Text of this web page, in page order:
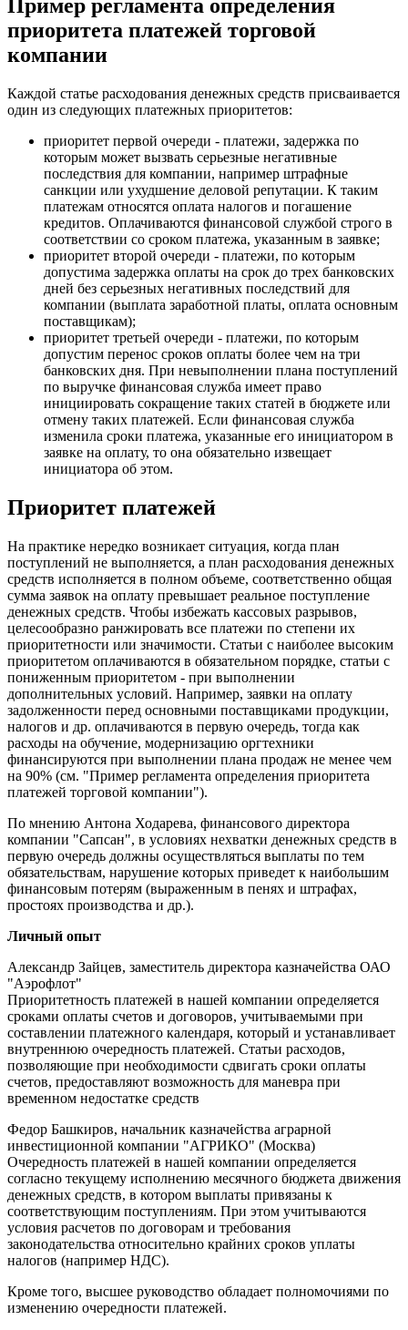
Пример регламента определения
приоритета платежей торговой
компании
Каждой статье расходования денежных средств присваивается
один из следующих платежных приоритетов:
приоритет первой очереди - платежи, задержка по
которым может вызвать серьезные негативные
последствия для компании, например штрафные
санкции или ухудшение деловой репутации. К таким
платежам относятся оплата налогов и погашение
кредитов. Оплачиваются финансовой службой строго в
соответствии со сроком платежа, указанным в заявке;
приоритет второй очереди - платежи, по которым
допустима задержка оплаты на срок до трех банковских
дней без серьезных негативных последствий для
компании (выплата заработной платы, оплата основным
поставщикам);
приоритет третьей очереди - платежи, по которым
допустим перенос сроков оплаты более чем на три
банковских дня. При невыполнении плана поступлений
по выручке финансовая служба имеет право
инициировать сокращение таких статей в бюджете или
отмену таких платежей. Если финансовая служба
изменила сроки платежа, указанные его инициатором в
заявке на оплату, то она обязательно извещает
инициатора об этом.
Приоритет платежей
На практике нередко возникает ситуация, когда план
поступлений не выполняется, а план расходования денежных
средств исполняется в полном объеме, соответственно общая
сумма заявок на оплату превышает реальное поступление
денежных средств. Чтобы избежать кассовых разрывов,
целесообразно ранжировать все платежи по степени их
приоритетности или значимости. Статьи с наиболее высоким
приоритетом оплачиваются в обязательном порядке, статьи с
пониженным приоритетом - при выполнении
дополнительных условий. Например, заявки на оплату
задолженности перед основными поставщиками продукции,
налогов и др. оплачиваются в первую очередь, тогда как
расходы на обучение, модернизацию оргтехники
финансируются при выполнении плана продаж не менее чем
на 90% (см. "Пример регламента определения приоритета
платежей торговой компании").
По мнению Антона Ходарева, финансового директора
компании "Сапсан", в условиях нехватки денежных средств в
первую очередь должны осуществляться выплаты по тем
обязательствам, нарушение которых приведет к наибольшим
финансовым потерям (выраженным в пенях и штрафах,
простоях производства и др.).
Личный опыт
Александр Зайцев, заместитель директора казначейства ОАО
"Аэрофлот"
Приоритетность платежей в нашей компании определяется
сроками оплаты счетов и договоров, учитываемыми при
составлении платежного календаря, который и устанавливает
внутреннюю очередность платежей. Статьи расходов,
позволяющие при необходимости сдвигать сроки оплаты
счетов, предоставляют возможность для маневра при
временном недостатке средств
Федор Башкиров, начальник казначейства аграрной
инвестиционной компании "АГРИКО" (Москва)
Очередность платежей в нашей компании определяется
согласно текущему исполнению месячного бюджета движения
денежных средств, в котором выплаты привязаны к
соответствующим поступлениям. При этом учитываются
условия расчетов по договорам и требования
законодательства относительно крайних сроков уплаты
налогов (например НДС).
Кроме того, высшее руководство обладает полномочиями по
изменению очередности платежей.